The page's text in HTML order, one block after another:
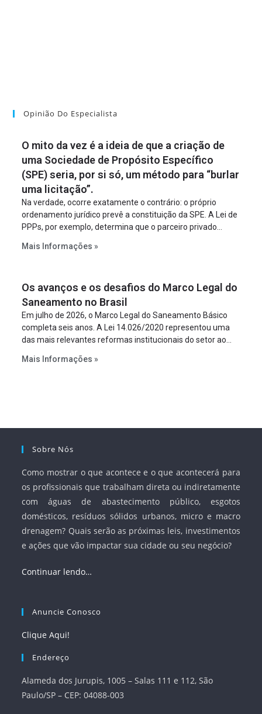
Opinião Do Especialista
O mito da vez é a ideia de que a criação de
uma Sociedade de Propósito Específico
(SPE) seria, por si só, um método para “burlar
uma licitação”.
Na verdade, ocorre exatamente o contrário: o próprio
ordenamento jurídico prevê a constituição da SPE. A Lei de
PPPs, por exemplo, determina que o parceiro privado
empreendimento. Ou seja, a suposta “fraude à licitação” é
projeto a projeto.
Mais Informações »
Os avanços e os desafios do Marco Legal do
Saneamento no Brasil
Em julho de 2026, o Marco Legal do Saneamento Básico
completa seis anos. A Lei 14.026/2020 representou uma
das mais relevantes reformas institucionais do setor ao
serviços, ampliar a participação da iniciativa privada,
Mais Informações »
Sobre Nós
Como mostrar o que acontece e o que acontecerá para
os profissionais que trabalham direta ou indiretamente
com águas de abastecimento público, esgotos
domésticos, resíduos sólidos urbanos, micro e macro
drenagem? Quais serão as próximas leis, investimentos
e ações que vão impactar sua cidade ou seu negócio?
Continuar lendo…
Anuncie Conosco
Clique Aqui!
Endereço
Alameda dos Jurupis, 1005 – Salas 111 e 112, São
Paulo/SP – CEP: 04088-003